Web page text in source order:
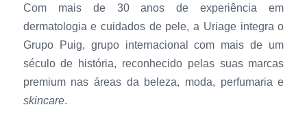
Com mais de 30 anos de experiência em
dermatologia e cuidados de pele, a Uriage integra o
Grupo Puig, grupo internacional com mais de um
século de história, reconhecido pelas suas marcas
premium nas áreas da beleza, moda, perfumaria e
skincare.